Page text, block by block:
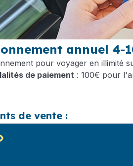
annuel 4-
pour voyager en illimité
de paiement : 100€ pour
de vente :